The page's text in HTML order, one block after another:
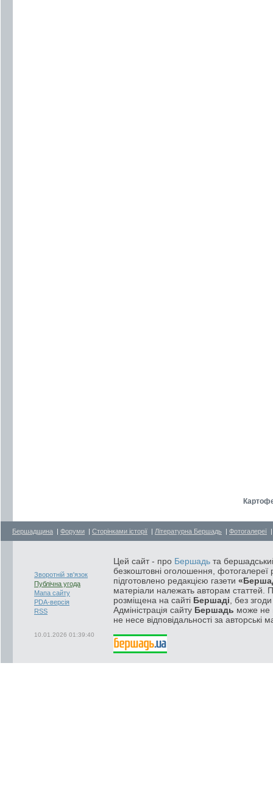
Бершадщина | Форуми | Сторінками історії | Літературна Бершадь | Фотогалереї
Зворотній зв'язок
Публічна угода
Мапа сайту
PDA-версія
RSS
10.01.2026 01:39:40
Цей сайт - про Бершадь та
безкоштовні оголошення, фотогалереї
підготовлено редакцією газети
матеріали належать авторам статтей.
розміщена на сайті Бершаді , без
Адміністрація сайту Бершадь може не
не несе відповідальності за авторські